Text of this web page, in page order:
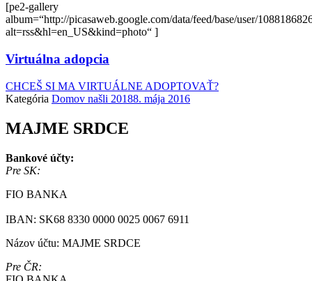
[pe2-gallery
album=“http://picasaweb.google.com/data/feed/base/user/
alt=rss&hl=en_US&kind=photo“ ]
Virtuálna adopcia
CHCEŠ SI MA VIRTUÁLNE ADOPTOVAŤ?
Kategória Domov našli 20188. mája 2016
MAJME SRDCE
Bankové účty:
Pre SK:
FIO BANKA
IBAN: SK68 8330 0000 0025 0067 6911
Názov účtu: MAJME SRDCE
Pre ČR: